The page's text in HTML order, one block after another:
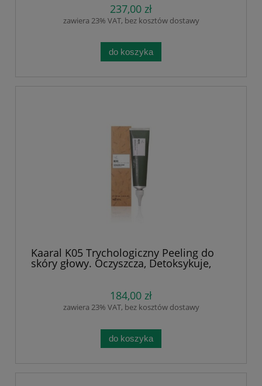
drzewa herbacianego, Arnika, Pokrzywa
| Bez SLS, silikonów i parabenów |
Zdrowa skóra i mocniejsze włosy.
237,00 zł
zawiera 23% VAT, bez kosztów dostawy
do koszyka
Kaaral K05 Trychologiczny Peeling do
skóry głowy. Oczyszcza, Detoksykuje,
Poprawia Wzrost Włosów – Z pyłem z
184,00 zł
zawiera 23% VAT, bez kosztów dostawy
do koszyka